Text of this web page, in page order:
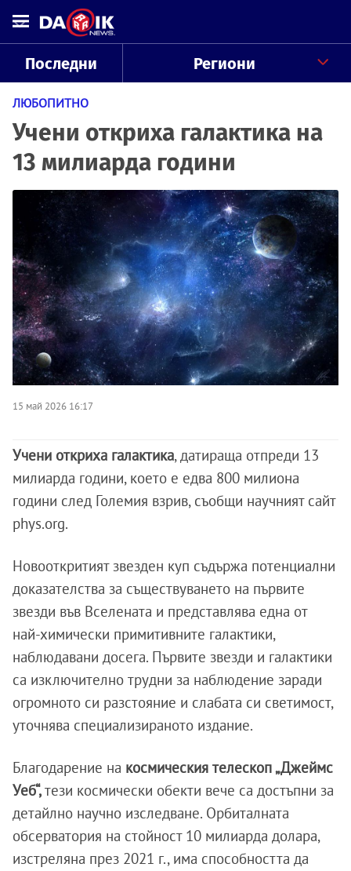
Последни Региони
ЛЮБОПИТНО
Учени откриха галактика на
13 милиарда години
15 май 2026 16:17
Учени откриха галактика, датираща отпреди 13
милиарда години, което е едва 800 милиона
години след Големия взрив, съобщи научният сайт
phys.org.
Новооткритият звезден куп съдържа потенциални
доказателства за съществуването на първите
звезди във Вселената и представлява една от
най-химически примитивните галактики,
наблюдавани досега. Първите звезди и галактики
са изключително трудни за наблюдение заради
огромното си разстояние и слабата си светимост,
уточнява специализираното издание.
Благодарение на космическия телескоп „Джеймс
Уеб“,тези космически обекти вече са достъпни за
детайлно научно изследване. Орбиталната
обсерватория на стойност 10 милиарда долара,
изстреляна през 2021 г., има способността да